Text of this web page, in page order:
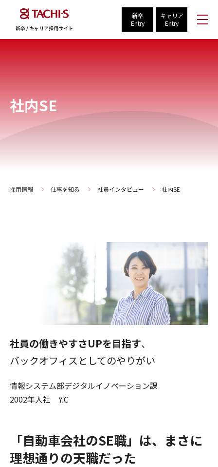
新卒
Entry
キャリア
Entry
社内SE
採用情報 仕事を知る 社員インタビュー 社内SE
社員の働きやすさUPを目指す、
バックオフィスとしてのやりがい
情報システム部デジタルイノベーション課
2002年入社 Y.C
「自動車会社のSE職」は、まさに
理想通りの天職だった